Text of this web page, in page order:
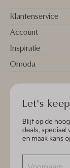
Klantenservice
Account
Inspiratie
Omoda
Let's
Blijf op de
deals,
en maak kans